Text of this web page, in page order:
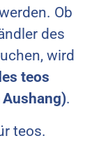
Ob
des
wird
teos
.
teos.